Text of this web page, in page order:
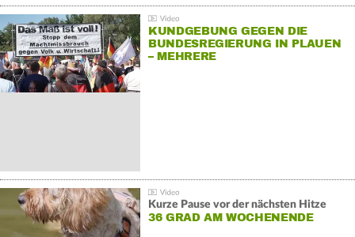
KUNDGEBUNG GEGEN DIE
BUNDESREGIERUNG IN PLAUEN
– MEHRERE
Kurze Pause vor der nächsten Hitze
36 GRAD AM WOCHENENDE